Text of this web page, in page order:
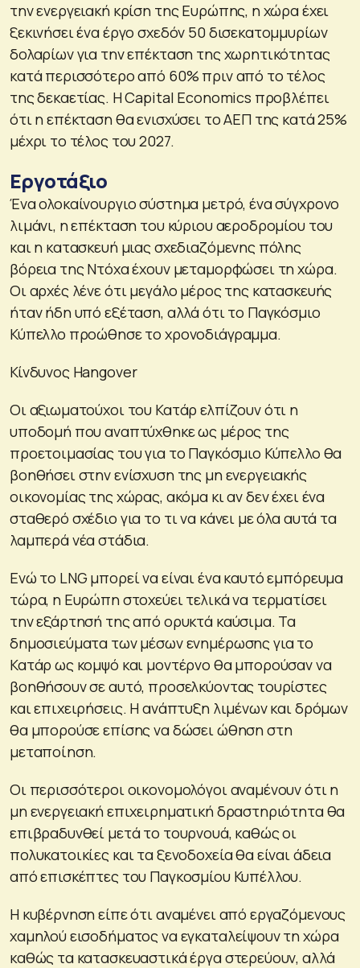
την ενεργειακή κρίση της Ευρώπης, η χώρα έχει
ξεκινήσει ένα έργο σχεδόν 50 δισεκατομμυρίων
δολαρίων για την επέκταση της χωρητικότητας
κατά περισσότερο από 60% πριν από το τέλος
της δεκαετίας. Η Capital Economics προβλέπει
ότι η επέκταση θα ενισχύσει το ΑΕΠ της κατά 25%
μέχρι το τέλος του 2027.
Εργοτάξιο
Ένα ολοκαίνουργιο σύστημα μετρό, ένα σύγχρονο
λιμάνι, η επέκταση του κύριου αεροδρομίου του
και η κατασκευή μιας σχεδιαζόμενης πόλης
βόρεια της Ντόχα έχουν μεταμορφώσει τη χώρα.
Οι αρχές λένε ότι μεγάλο μέρος της κατασκευής
ήταν ήδη υπό εξέταση, αλλά ότι το Παγκόσμιο
Κύπελλο προώθησε το χρονοδιάγραμμα.
Κίνδυνος Hangover
Οι αξιωματούχοι του Κατάρ ελπίζουν ότι η
υποδομή που αναπτύχθηκε ως μέρος της
προετοιμασίας του για το Παγκόσμιο Κύπελλο θα
βοηθήσει στην ενίσχυση της μη ενεργειακής
οικονομίας της χώρας, ακόμα κι αν δεν έχει ένα
σταθερό σχέδιο για το τι να κάνει με όλα αυτά τα
λαμπερά νέα στάδια.
Ενώ το LNG μπορεί να είναι ένα καυτό εμπόρευμα
τώρα, η Ευρώπη στοχεύει τελικά να τερματίσει
την εξάρτησή της από ορυκτά καύσιμα. Τα
δημοσιεύματα των μέσων ενημέρωσης για το
Κατάρ ως κομψό και μοντέρνο θα μπορούσαν να
βοηθήσουν σε αυτό, προσελκύοντας τουρίστες
και επιχειρήσεις. Η ανάπτυξη λιμένων και δρόμων
θα μπορούσε επίσης να δώσει ώθηση στη
μεταποίηση.
Οι περισσότεροι οικονομολόγοι αναμένουν ότι η
μη ενεργειακή επιχειρηματική δραστηριότητα θα
επιβραδυνθεί μετά το τουρνουά, καθώς οι
πολυκατοικίες και τα ξενοδοχεία θα είναι άδεια
από επισκέπτες του Παγκοσμίου Κυπέλλου.
Η κυβέρνηση είπε ότι αναμένει από εργαζόμενους
χαμηλού εισοδήματος να εγκαταλείψουν τη χώρα
καθώς τα κατασκευαστικά έργα στερεύουν, αλλά